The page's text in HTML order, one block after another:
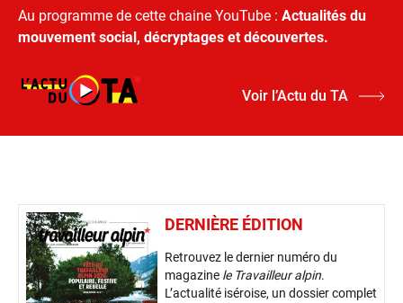
Au programme de cette chaine YouTube : Actualités du
mouvement social, décryptages et découvertes.
Voir l’Actu du TA
DERNIÈRE ÉDITION
Retrouvez le dernier numéro du
magazine le Travailleur alpin.
L’actualité iséroise, un dossier complet